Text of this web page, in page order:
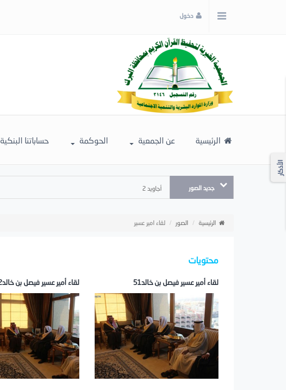
دخول
الرئيسية عن الجمعية الحوكمة حساباتنا البنكية
جديد الصور أجاويد 2
الأذكار
الرئيسية الصور لقاء امير عسير
محتويات
لقاء أمير عسير فيصل بن خالد51 لقاء أمير عسير فيصل بن خالد52